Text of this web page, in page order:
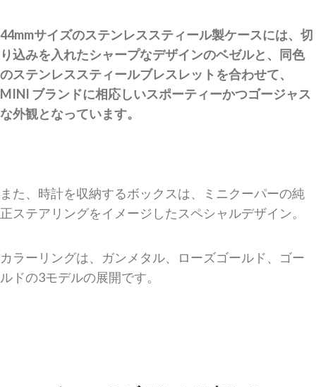
44mmサイズのステンレススティール製ケースには、切
り込みを入れたシャープなデザインのベゼルと、同色
のステンレススティールブレスレットを合わせて、
MINI ブランドに相応しいスポーティーかつゴージャス
な外観となっています。
また、時計を収納するボックスは、ミニクーパーの純
正ステアリングをイメージしたスペシャルデザイン。
カラーリングは、ガンメタル、ローズゴールド、ゴー
ルドの3モデルの展開です。